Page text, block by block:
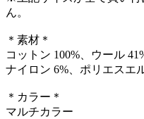
ん。
＊素材＊
コットン 100%、ウール
ナイロン 6%、ポリエスエ
＊カラー＊
マルチカラー